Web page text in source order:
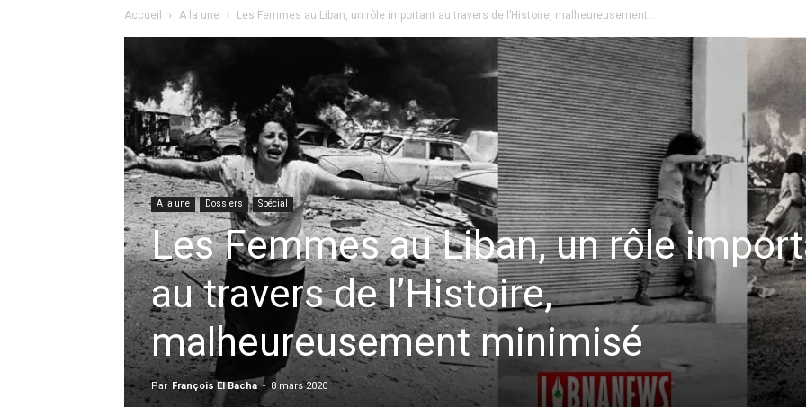
Accueil A la une Les Femmes au Liban, un rôle important au travers de l’Histoire, malheureusement...
A la une Dossiers Spécial
Les Femmes au Liban, un rôle
au travers de l’Histoire,
malheureusement minimisé
Par François El Bacha - 8 mars 2020